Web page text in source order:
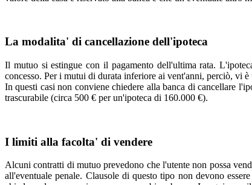
La modalita' di cancellazione dell'ipoteca
Il mutuo si estingue con il pagamento dell'ultima rata.
concesso. Per i mutui di durata inferiore ai vent'anni, perciò, vi
In questi casi non conviene chiedere alla banca di cancellare
trascurabile (circa 500 € per un'ipoteca di 160.000 €).
I limiti alla facolta' di vendere
Alcuni contratti di mutuo prevedono che l'utente non possa
all'eventuale penale. Clausole di questo tipo non devono